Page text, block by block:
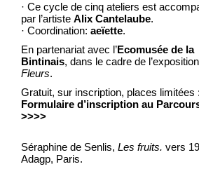
· Ce cycle de cinq ateliers est
par l’artiste Alix Cantelaube.
· Coordination: aeïette.
En partenariat avec l’Ecomusée de la
Bintinais, dans le cadre de l’exposition
Fleurs.
Gratuit, sur inscription, places limitées
Formulaire d’inscription au
>>>>
Séraphine de Senlis, Les fruits. vers
Adagp, Paris.